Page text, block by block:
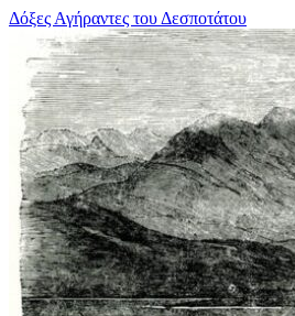
Μετάβαση
περιεχόμενο
Δόξες Αγήραντες του Δεσποτάτου